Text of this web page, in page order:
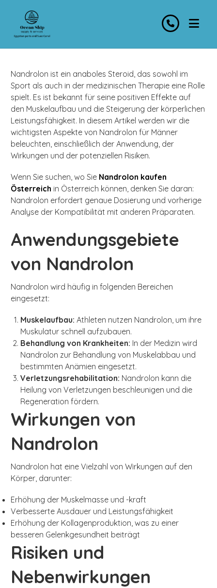
Nandrolon ist ein anaboles Steroid, das sowohl im
Sport als auch in der medizinischen Therapie eine Rolle
spielt. Es ist bekannt für seine positiven Effekte auf
den Muskelaufbau und die Steigerung der körperlichen
Leistungsfähigkeit. In diesem Artikel werden wir die
wichtigsten Aspekte von Nandrolon für Männer
beleuchten, einschließlich der Anwendung, der
Wirkungen und der potenziellen Risiken.
Wenn Sie suchen, wo Sie Nandrolon kaufen
Österreich in Österreich können, denken Sie daran:
Nandrolon erfordert genaue Dosierung und vorherige
Analyse der Kompatibilität mit anderen Präparaten.
Anwendungsgebiete
von Nandrolon
Nandrolon wird häufig in folgenden Bereichen
eingesetzt:
Muskelaufbau: Athleten nutzen Nandrolon, um ihre
Muskulatur schnell aufzubauen.
Behandlung von Krankheiten: In der Medizin wird
Nandrolon zur Behandlung von Muskelabbau und
bestimmten Anämien eingesetzt.
Verletzungsrehabilitation: Nandrolon kann die
Heilung von Verletzungen beschleunigen und die
Regeneration fördern.
Wirkungen von
Nandrolon
Nandrolon hat eine Vielzahl von Wirkungen auf den
Körper, darunter:
Erhöhung der Muskelmasse und -kraft
Verbesserte Ausdauer und Leistungsfähigkeit
Erhöhung der Kollagenproduktion, was zu einer
besseren Gelenkgesundheit beiträgt
Risiken und
Nebenwirkungen